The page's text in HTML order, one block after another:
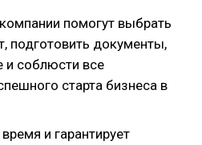
помогут выбрать
подготовить документы,
и соблюсти все
старта бизнеса в
и гарантирует